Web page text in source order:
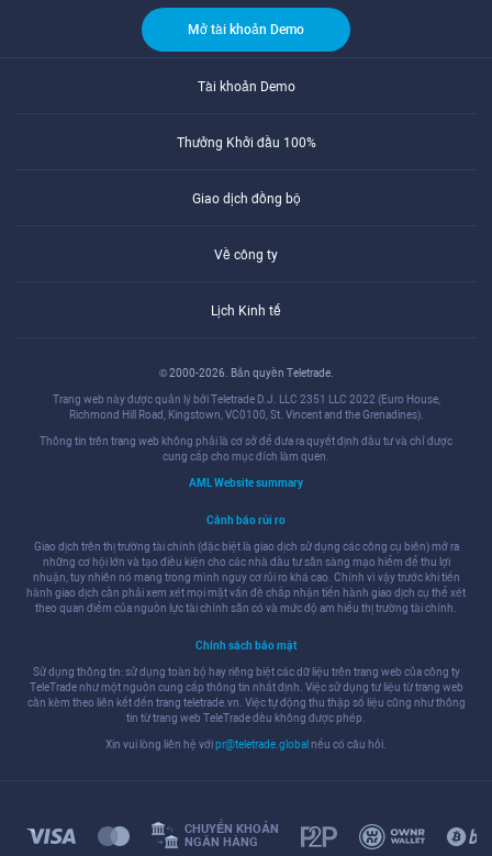
Mở tài khoản Demo
Tài khoản Demo
Thưởng Khởi đầu 100%
Giao dịch đồng bộ
Về công ty
Lịch Kinh tế
© 2000-2026. Bản quyền Teletrade.
Trang web này được quản lý bởi Teletrade D.J. LLC 2351 LLC 2022 (Euro House,
Richmond Hill Road, Kingstown, VC0100, St. Vincent and the Grenadines).
Thông tin trên trang web không phải là cơ sở để đưa ra quyết định đầu tư và chỉ được
cung cấp cho mục đích làm quen.
AML Website summary
Cảnh báo rủi ro
Giao dịch trên thị trường tài chính (đặc biệt là giao dịch sử dụng các công cụ biên) mở ra
những cơ hội lớn và tạo điều kiện cho các nhà đầu tư sẵn sàng mạo hiểm để thu lợi
nhuận, tuy nhiên nó mang trong mình nguy cơ rủi ro khá cao. Chính vì vậy trước khi tiến
hành giao dịch cần phải xem xét mọi mặt vấn đề chấp nhận tiến hành giao dịch cụ thể xét
theo quan điểm của nguồn lực tài chính sẵn có và mức độ am hiểu thị trường tài chính.
Chính sách bảo mật
Sử dụng thông tin: sử dụng toàn bộ hay riêng biệt các dữ liệu trên trang web của công ty
TeleTrade như một nguồn cung cấp thông tin nhất định. Việc sử dụng tư liệu từ trang web
cần kèm theo liên kết đến trang teletrade.vn. Việc tự động thu thập số liệu cũng như thông
tin từ trang web TeleTrade đều không được phép.
Xin vui lòng liên hệ vớipr@teletrade.global nếu có câu hỏi.
CHUYỂN KHOẢN
NGÂN HÀNG